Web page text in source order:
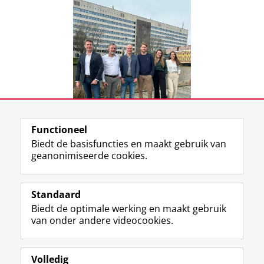
EFMI, Academisch kenniscentrum voor de
foodsector (Leusden)
Marketing Associatie Rijksuniversiteit
Groningen (MARUG)
TNS Infra Center for Customer
Management
University of Münster (Germany)
CIC Team
Laatst gewijzigd:
View this page in:English
Functioneel
Biedt de basisfuncties en maakt gebruik van
geanonimiseerde cookies.
Standaard
Biedt de optimale werking en maakt gebruik
van onder andere videocookies.
Volledig